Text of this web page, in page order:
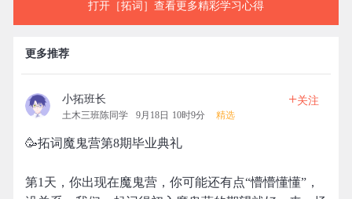
打开［拓词］查看更多精彩学习心得
更多推荐
小拓班长
土木三班陈同学 9月18日 10时9分 精选
+关注
🥳拓词魔鬼营第8期毕业典礼
第1天，你出现在魔鬼营，你可能还有点“懵懵懂懂”，